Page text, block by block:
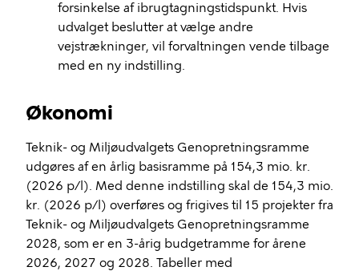
forsinkelse af ibrugtagningstidspunkt. Hvis
udvalget beslutter at vælge andre
vejstrækninger, vil forvaltningen vende tilbage
med en ny indstilling.
Økonomi
Teknik- og Miljøudvalgets Genopretningsramme
udgøres af en årlig basisramme på 154,3 mio. kr.
(2026 p/l). Med denne indstilling skal de 154,3 mio.
kr. (2026 p/l) overføres og frigives til 15 projekter fra
Teknik- og Miljøudvalgets Genopretningsramme
2028, som er en 3-årig budgetramme for årene
2026, 2027 og 2028. Tabeller med